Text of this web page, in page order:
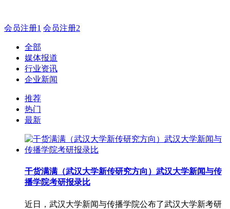
会员注册1 会员注册2
全部
媒体报道
行业资讯
企业新闻
推荐
热门
最新
干货满满（武汉大学新传研究方向）武汉大学新闻与传
播学院考研报录比
近日，武汉大学新闻与传播学院公布了武汉大学新考研